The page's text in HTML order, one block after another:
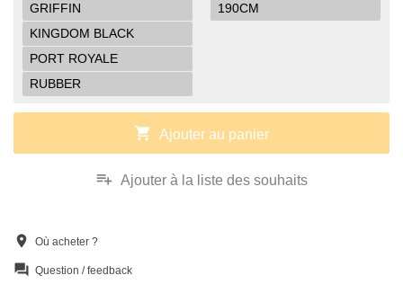
GRIFFIN
KINGDOM BLACK
PORT ROYALE
RUBBER
190CM
shopping_cart Ajouter au panier
playlist_add Ajouter à la liste des souhaits
location_on Où acheter ?
question_answer Question / feedback